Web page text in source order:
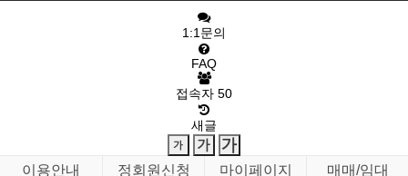
1:1문의
FAQ
접속자 50
새글
이용안내 정회원신청 마이페이지
매매/임대